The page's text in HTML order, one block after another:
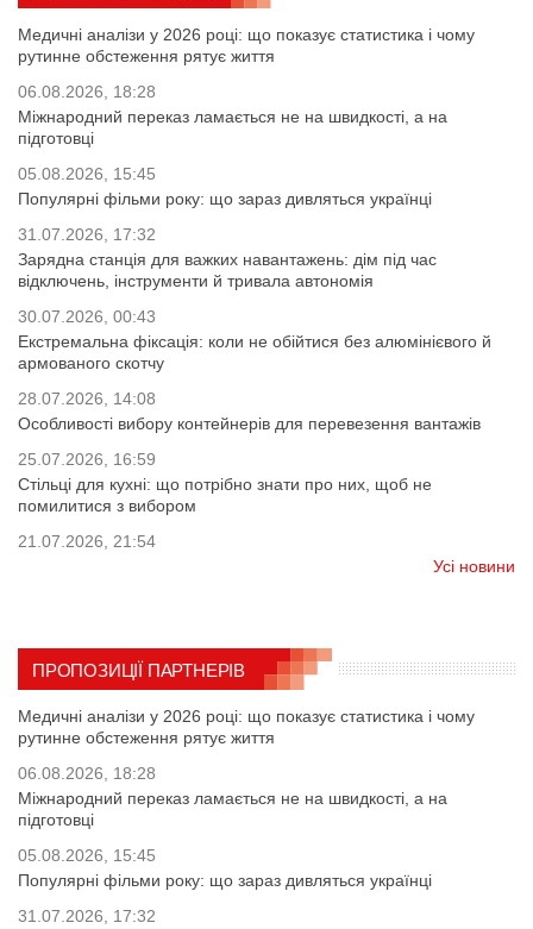
Медичні аналізи у 2026 році: що показує статистика і чому
рутинне обстеження рятує життя
06.08.2026, 18:28
Міжнародний переказ ламається не на швидкості, а на
підготовці
05.08.2026, 15:45
Популярні фільми року: що зараз дивляться українці
31.07.2026, 17:32
Зарядна станція для важких навантажень: дім під час
відключень, інструменти й тривала автономія
30.07.2026, 00:43
Екстремальна фіксація: коли не обійтися без алюмінієвого й
армованого скотчу
28.07.2026, 14:08
Особливості вибору контейнерів для перевезення вантажів
25.07.2026, 16:59
Стільці для кухні: що потрібно знати про них, щоб не
помилитися з вибором
21.07.2026, 21:54
Усі новини
ПРОПОЗИЦІЇ ПАРТНЕРІВ
Медичні аналізи у 2026 році: що показує статистика і чому
рутинне обстеження рятує життя
06.08.2026, 18:28
Міжнародний переказ ламається не на швидкості, а на
підготовці
05.08.2026, 15:45
Популярні фільми року: що зараз дивляться українці
31.07.2026, 17:32